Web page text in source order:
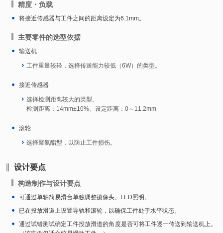
精度・负载
将接近传感器与工件之间的距离设定为6.1mm。
主要零件的选型依据
输送机
工件重量较轻，选择传送能力较低（6W）的类型。
接近传感器
选择检测距离较大的类型。
检测距离：14mm±10%、设定距离：0～11.2mm
滚轮
选择聚氨酯型，以防止工件损伤。
设计要点
构造制作与设计要点
可通过单轴简易滑台单独调整摄像头、LED照明。
已在投放滑道上设置导轨和滚轮，以确保工件处于水平状态。
通过试错测试确定工件投放滑道的角度是否可将工件逐一传送到输送机上。